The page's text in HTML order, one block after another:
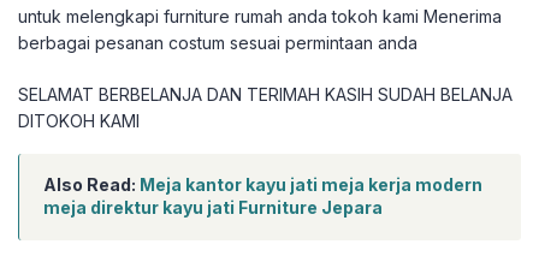
untuk melengkapi furniture rumah anda tokoh kami Menerima
berbagai pesanan costum sesuai permintaan anda
SELAMAT BERBELANJA DAN TERIMAH KASIH SUDAH BELANJA
DITOKOH KAMI
Also Read: Meja kantor kayu jati meja kerja modern
meja direktur kayu jati Furniture Jepara